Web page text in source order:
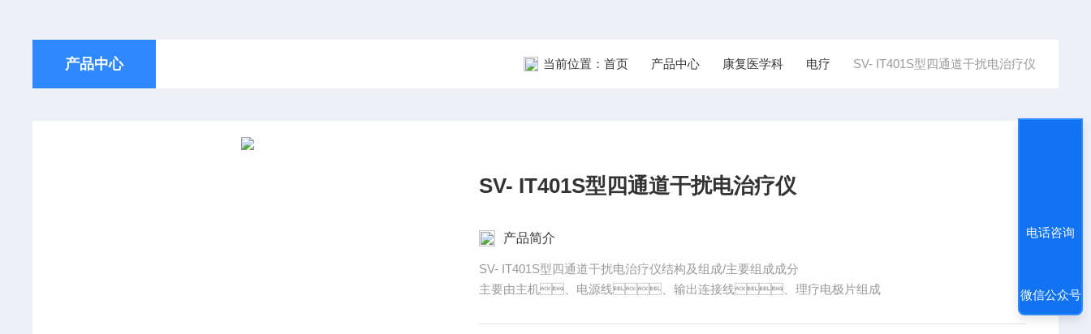
产品中心 当前位置： 首页 产品中心 康复医学科 电疗 SV- IT401S型四通道干扰电治疗仪
SV- IT401S型四通道干扰电治疗仪
产品简介
SV- IT401S型四通道干扰电治疗仪结构及组成/主要组成成分
主要由主机、电源线、输出连接线、理疗电极片组成
电话咨询
微信公众号